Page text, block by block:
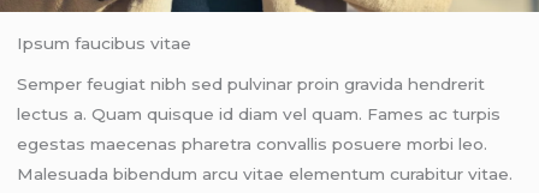
Ipsum faucibus vitae
Semper feugiat nibh sed pulvinar proin gravida hendrerit
lectus a. Quam quisque id diam vel quam. Fames ac turpis
egestas maecenas pharetra convallis posuere morbi leo.
Malesuada bibendum arcu vitae elementum curabitur vitae.